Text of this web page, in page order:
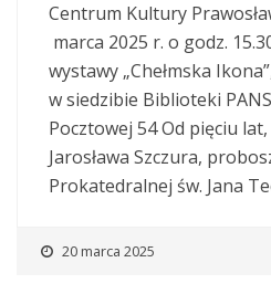
Centrum Kultury
marca 2025 r. o godz.
wystawy „Chełmska
w siedzibie Biblioteki
Pocztowej 54 Od pięciu
Jarosława Szczura,
Prokatedralnej św. Jana
20 marca 2025